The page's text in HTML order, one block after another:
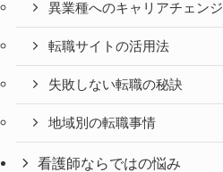
異業種へのキャリアチェンジ
転職サイトの活用法
失敗しない転職の秘訣
地域別の転職事情
看護師ならではの悩み